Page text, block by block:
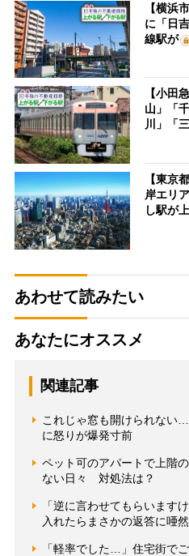
【横浜
に「日
線駅が
【小田
山」「
川」「
【東京
岸エリ
し駅が
あわせて読みたい
あなたにオススメ
関連記事
これじゃ窓も開けられな
に怒りが爆発寸前
ペット可のアパートで上階
ない日々 対処法は？
「逆に言わせてもらいます
入れたらまさかの返答に唖然
「軽率でした…」住宅街で